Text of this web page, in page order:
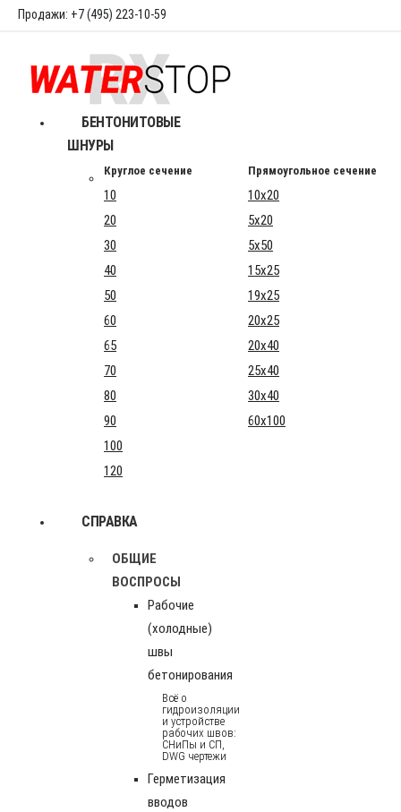
Продажи: +7 (495) 223-10-59
БЕНТОНИТОВЫЕ
ШНУРЫ
Круглое сечение Прямоугольное сечение
10
10x20
20
5x20
30
5x50
40
15x25
50
19x25
60
20x25
65
20x40
70
25x40
80
30x40
90
60x100
100
120
СПРАВКА
ОБЩИЕ
ВОСПРОСЫ
Рабочие
(холодные)
швы
бетонирования
Всё о
гидроизоляции
и устройстве
рабочих швов:
СНиПы и СП,
DWG чертежи
Герметизация
вводов